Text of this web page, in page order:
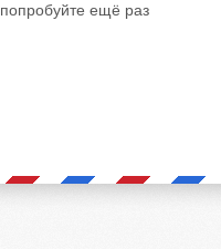
попробуйте ещё раз